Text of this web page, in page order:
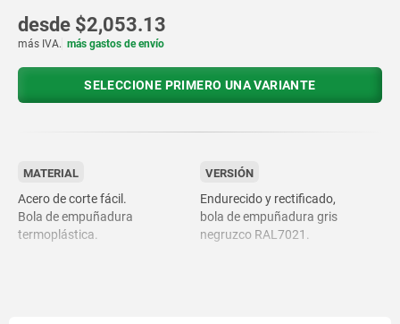
desde $2,053.13
más IVA. más gastos de envío
SELECCIONE PRIMERO UNA VARIANTE
MATERIAL
Acero de corte fácil.
Bola de empuñadura
termoplástica.
VERSIÓN
Endurecido y rectificado,
bola de empuñadura gris
negruzco RAL7021.